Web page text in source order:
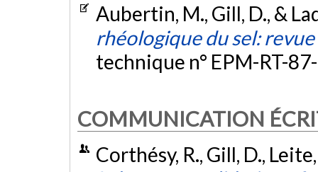
Aubertin, M., Gill, D., &
rhéologique du sel:
technique n° EPM-RT-
COMMUNICATION
Corthésy, R., Gill, D.,